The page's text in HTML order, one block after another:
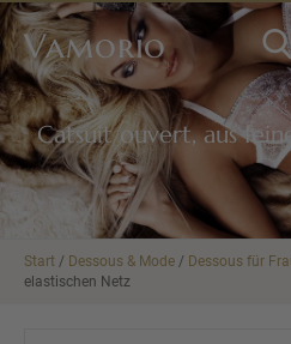
Vamorio
Catsuit ouvert, aus
Start / Dessous & Mode / Dessous für
elastischen Netz